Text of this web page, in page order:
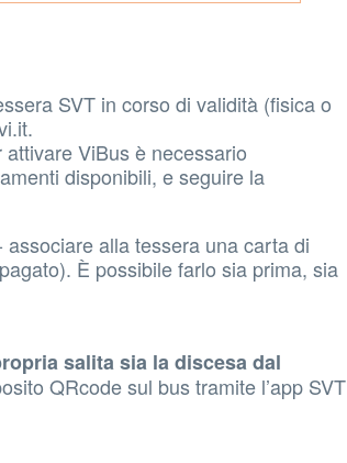
SVT in corso di validità (fisica o
ViBus è necessario
disponibili, e seguire la
alla tessera una carta di
È possibile farlo sia prima, sia
salita sia la discesa dal
QRcode sul bus tramite l’app SVT